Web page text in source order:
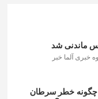
ماندنی شد
خبری آلما خبر
چگونه خطر سرطان